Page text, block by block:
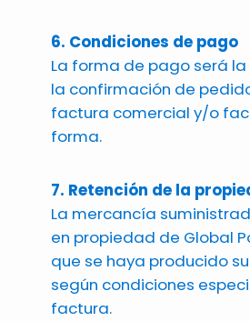
6. Condiciones de pago
La forma de pago será
la confirmación de
factura comercial y/o
forma.
7. Retención de la
La mercancía
en propiedad de Global
que se haya producido
según condiciones
factura.